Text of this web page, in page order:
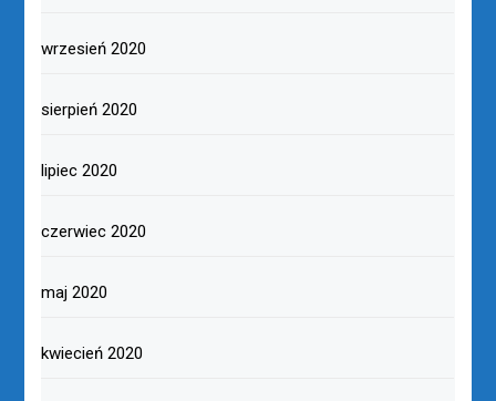
wrzesień 2020
sierpień 2020
lipiec 2020
czerwiec 2020
maj 2020
kwiecień 2020